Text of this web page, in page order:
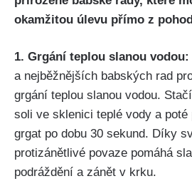
okamžitou úlevu přímo z
1. Grgání‌ teplou⁣ slanou vodou:
a nejběžnějších babských rad
grgání teplou slanou ‍vodou.
soli ve sklenici teplé⁤ vody a‌ poté
grgat⁣ po​ dobu⁤ 30‍ sekund. Díky
protizánětlivé povaze pomáhá
podráždění ⁣a⁤ zánět v krku.